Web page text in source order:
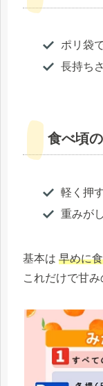
ポリ袋
長持ち
食べ頃
軽く押
重みが
基本は 早めに
これだけで甘